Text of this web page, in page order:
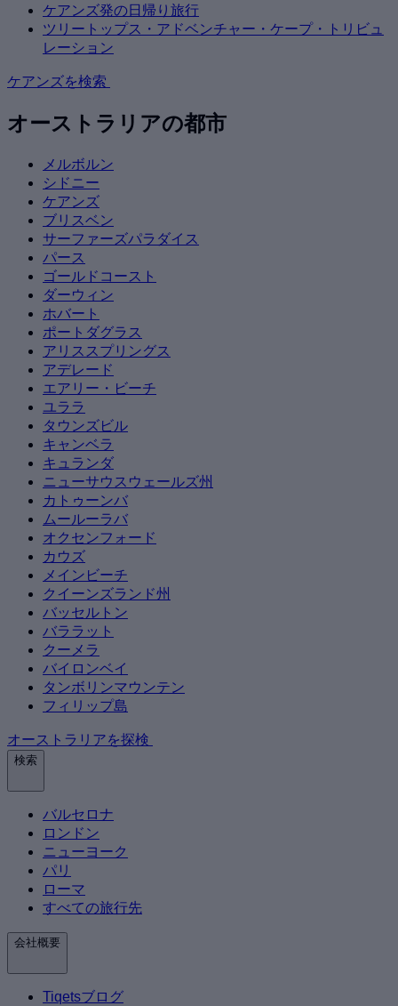
ケアンズ発の日帰り旅行
ツリートップス・アドベンチャー・ケープ・トリビュ
レーション
ケアンズを検索
オーストラリアの都市
メルボルン
シドニー
ケアンズ
ブリスベン
サーファーズパラダイス
パース
ゴールドコースト
ダーウィン
ホバート
ポートダグラス
アリススプリングス
アデレード
エアリー・ビーチ
ユララ
タウンズビル
キャンベラ
キュランダ
ニューサウスウェールズ州
カトゥーンバ
ムールーラバ
オクセンフォード
カウズ
メインビーチ
クイーンズランド州
バッセルトン
バララット
クーメラ
バイロンベイ
タンボリンマウンテン
フィリップ島
オーストラリアを探検
検索
バルセロナ
ロンドン
ニューヨーク
パリ
ローマ
すべての旅行先
会社概要
Tiqetsブログ